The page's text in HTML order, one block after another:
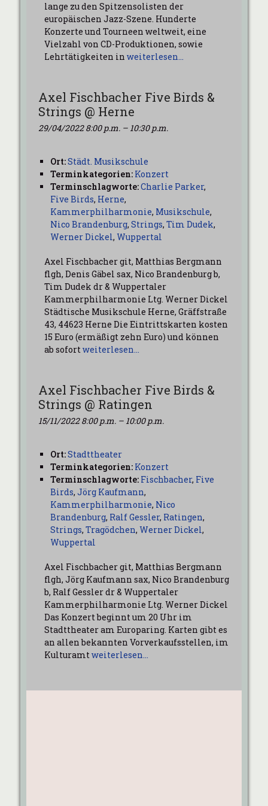
lange zu den Spitzensolisten der
europäischen Jazz-Szene. Hunderte
Konzerte und Tourneen weltweit, eine
Vielzahl von CD-Produktionen, sowie
Lehrtätigkeiten in weiterlesen…
Axel Fischbacher Five Birds &
Strings @ Herne
29/04/2022 8:00 p.m. – 10:30 p.m.
Ort:Städt. Musikschule
Terminkategorien: Konzert
Terminschlagworte:Charlie Parker,
Five Birds, Herne,
Kammerphilharmonie, Musikschule,
Nico Brandenburg, Strings, Tim Dudek,
Werner Dickel, Wuppertal
Axel Fischbacher git, Matthias Bergmann
flgh, Denis Gäbel sax, Nico Brandenburg b,
Tim Dudek dr & Wuppertaler
Kammerphilharmonie Ltg. Werner Dickel
Städtische Musikschule Herne, Gräffstraße
43, 44623 Herne Die Eintrittskarten kosten
15 Euro (ermäßigt zehn Euro) und können
ab sofortweiterlesen…
Axel Fischbacher Five Birds &
Strings @ Ratingen
15/11/2022 8:00 p.m. – 10:00 p.m.
Ort:Stadttheater
Terminkategorien: Konzert
Terminschlagworte: Fischbacher, Five
Birds, Jörg Kaufmann,
Kammerphilharmonie, Nico
Brandenburg, Ralf Gessler, Ratingen,
Strings, Tragödchen, Werner Dickel,
Wuppertal
Axel Fischbacher git, Matthias Bergmann
flgh, Jörg Kaufmann sax, Nico Brandenburg
b, Ralf Gessler dr & Wuppertaler
Kammerphilharmonie Ltg. Werner Dickel
Das Konzert beginnt um 20 Uhr im
Stadttheater am Europaring. Karten gibt es
an allen bekannten Vorverkaufsstellen, im
Kulturamtweiterlesen…